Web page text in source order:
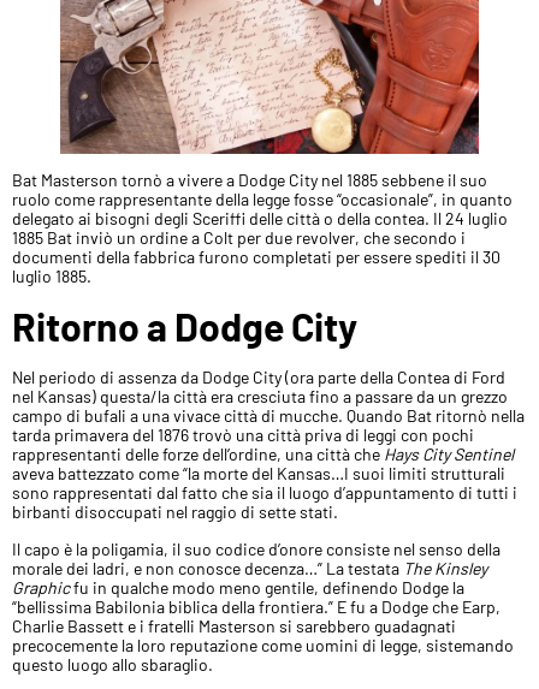
Bat Masterson tornò a vivere a Dodge City nel 1885 sebbene il suo
ruolo come rappresentante della legge fosse “occasionale”, in quanto
delegato ai bisogni degli Sceriffi delle città o della contea. Il 24 luglio
1885 Bat inviò un ordine a Colt per due revolver, che secondo i
documenti della fabbrica furono completati per essere spediti il 30
luglio 1885.
Ritorno a Dodge City
Nel periodo di assenza da Dodge City (ora parte della Contea di Ford
nel Kansas) questa/la città era cresciuta fino a passare da un grezzo
campo di bufali a una vivace città di mucche. Quando Bat ritornò nella
tarda primavera del 1876 trovò una città priva di leggi con pochi
rappresentanti delle forze dell’ordine, una città che Hays City Sentinel
aveva battezzato come “la morte del Kansas…I suoi limiti strutturali
sono rappresentati dal fatto che sia il luogo d’appuntamento di tutti i
birbanti disoccupati nel raggio di sette stati.
Il capo è la poligamia, il suo codice d’onore consiste nel senso della
morale dei ladri, e non conosce decenza…” La testata The Kinsley
Graphicfu in qualche modo meno gentile, definendo Dodge la
“bellissima Babilonia biblica della frontiera.” E fu a Dodge che Earp,
Charlie Bassett e i fratelli Masterson si sarebbero guadagnati
precocemente la loro reputazione come uomini di legge, sistemando
questo luogo allo sbaraglio.